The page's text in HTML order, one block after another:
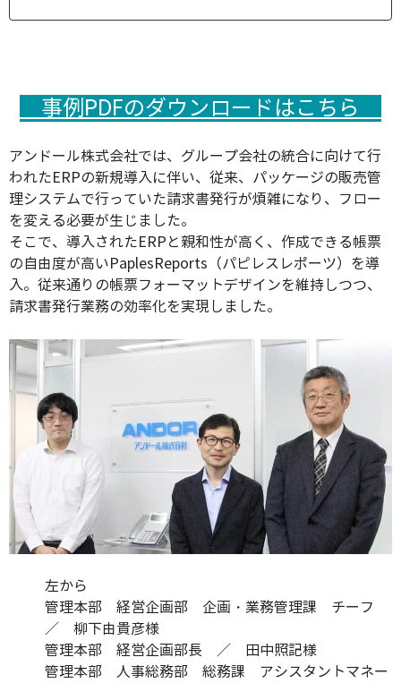
事例PDFのダウンロードはこちら
アンドール株式会社では、グループ会社の統合に向けて行
われたERPの新規導入に伴い、従来、パッケージの販売管
理システムで行っていた請求書発行が煩雑になり、フロー
を変える必要が生じました。
そこで、導入されたERPと親和性が高く、作成できる帳票
の自由度が高いPaplesReports（パピレスレポーツ）を導
入。従来通りの帳票フォーマットデザインを維持しつつ、
請求書発行業務の効率化を実現しました。
左から
管理本部 経営企画部 企画・業務管理課 チーフ
／ 柳下由貴彦様
管理本部 経営企画部長 ／ 田中照記様
管理本部 人事総務部 総務課 アシスタントマネー